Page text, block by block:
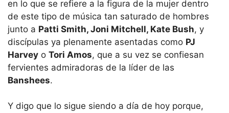
en lo que se refiere a la figura de la mujer dentro
de este tipo de música tan saturado de hombres
junto a Patti Smith, Joni Mitchell, Kate Bush, y
discípulas ya plenamente asentadas como PJ
Harvey o Tori Amos, que a su vez se confiesan
fervientes admiradoras de la líder de las
Banshees.
Y digo que lo sigue siendo a día de hoy porque,